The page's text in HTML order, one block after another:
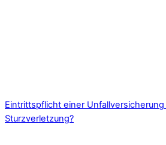
Eintrittspflicht einer
Sturzverletzung?